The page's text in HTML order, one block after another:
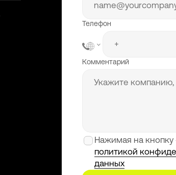
Телефон
Комментарий
Нажимая на кнопку
политикой
данных